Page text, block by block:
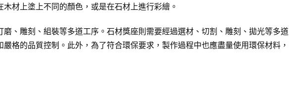
材上塗上不同的顏色，或是在石材上進行彩繪。
、雕刻、組裝等多道工序。石材獎座則需要經過選材、切割、雕刻、拋光等多道
格的品質控制。此外，為了符合環保要求，製作過程中也應盡量使用環保材料，